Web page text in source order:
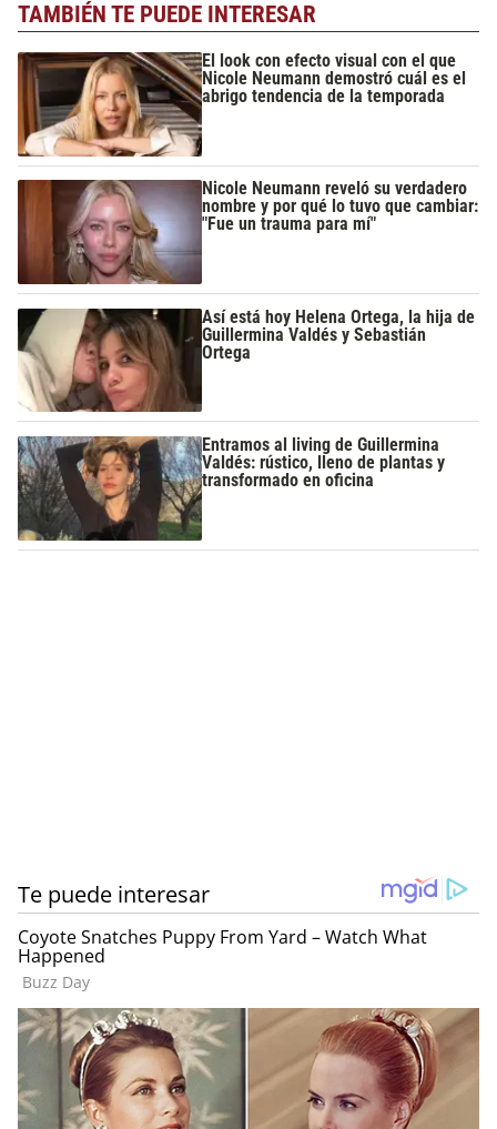
TAMBIÉN TE PUEDE INTERESAR
El look con efecto visual con el que
Nicole Neumann demostró cuál es el
abrigo tendencia de la temporada
Nicole Neumann reveló su verdadero
nombre y por qué lo tuvo que cambiar:
"Fue un trauma para mí"
Así está hoy Helena Ortega, la hija de
Guillermina Valdés y Sebastián
Ortega
Entramos al living de Guillermina
Valdés: rústico, lleno de plantas y
transformado en oficina